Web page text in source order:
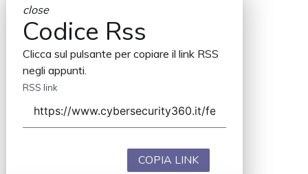
close
Codice Rss
Clicca sul pulsante per copiare il link RSS
negli appunti.
RSS link
COPIA LINK